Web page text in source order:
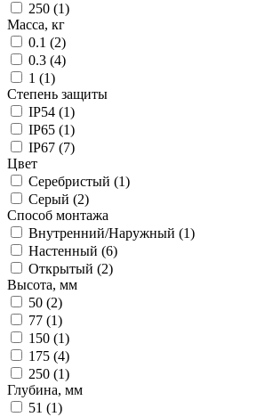
250 (1)
Масса, кг
0.1 (2)
0.3 (4)
1 (1)
Степень защиты
IP54 (1)
IP65 (1)
IP67 (7)
Цвет
Серебристый (1)
Серый (2)
Способ монтажа
Внутренний/Наружный (1)
Настенный (6)
Открытый (2)
Высота, мм
50 (2)
77 (1)
150 (1)
175 (4)
250 (1)
Глубина, мм
51 (1)